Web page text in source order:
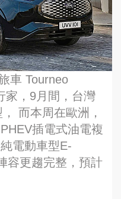
車 Tourneo
家，9月間，台灣
而本周在歐洲，
插電式油電複
電動車型E-
容更趨完整，預計